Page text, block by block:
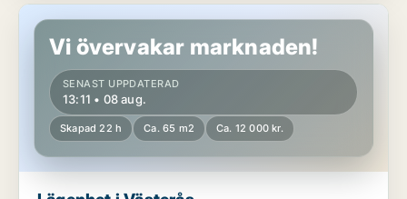
Lägenhet i Västerås
Vi övervakar marknaden!
SENAST UPPDATERAD
13:11 • 08 aug.
Skapad 22 h Ca. 65 m2 Ca. 12 000 kr.